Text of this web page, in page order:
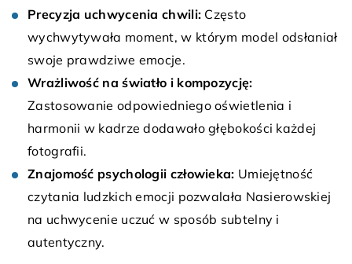
Precyzja uchwycenia chwili: Często
wychwytywała moment, w którym model odsłaniał
swoje prawdziwe emocje.
Wrażliwość na światło i kompozycję:
Zastosowanie odpowiedniego oświetlenia i
harmonii w kadrze dodawało głębokości każdej
fotografii.
Znajomość psychologii człowieka: Umiejętność
czytania ludzkich emocji pozwalała Nasierowskiej
na uchwycenie uczuć w sposób subtelny i
autentyczny.